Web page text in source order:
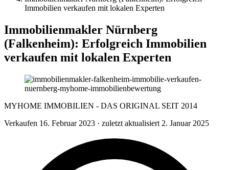
Immobilien verkaufen mit lokalen Experten
Immobilienmakler Nürnberg
(Falkenheim): Erfolgreich Immobilien
verkaufen mit lokalen Experten
MYHOME IMMOBILIEN - DAS ORIGINAL SEIT 2014
Verkaufen 16. Februar 2023 · zuletzt aktualisiert 2. Januar 2025